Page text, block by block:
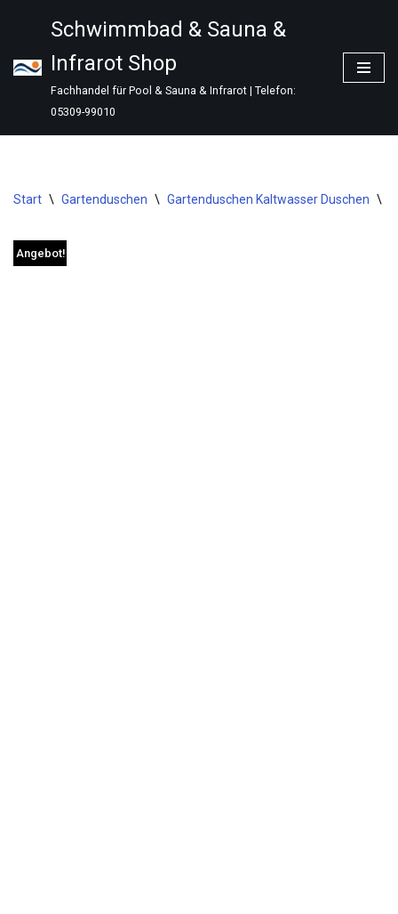
Inhalt
springen
Schwimmbad & Sauna &
Infrarot Shop
Fachhandel für Pool & Sauna & Infrarot | Telefon:
05309-99010
Start \ Gartenduschen \ Gartenduschen Kaltwasser Duschen \
Angebot!